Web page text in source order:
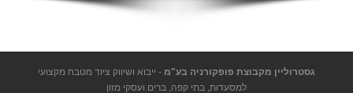
גסטרוליין מקבוצת פופקורניה בע"מ - ייבוא ושיווק ציוד מטבח מקצועי
למסעדות, בתי קפה, ברים ועסקי מזון